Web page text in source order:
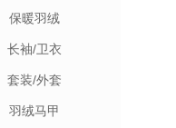
保暖羽绒
长袖/卫衣
套装/外套
羽绒马甲